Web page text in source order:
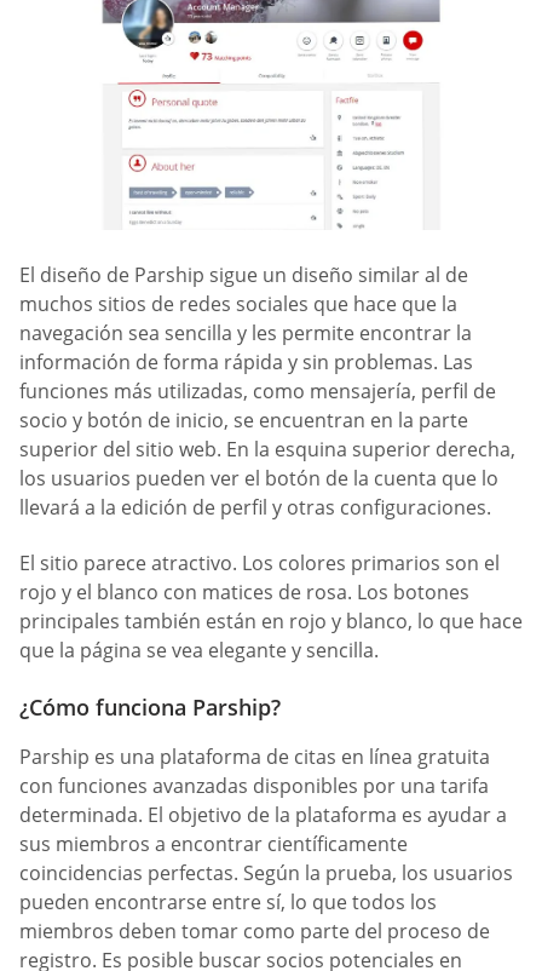
El diseño de Parship sigue un diseño similar al de
muchos sitios de redes sociales que hace que la
navegación sea sencilla y les permite encontrar la
información de forma rápida y sin problemas. Las
funciones más utilizadas, como mensajería, perfil de
socio y botón de inicio, se encuentran en la parte
superior del sitio web. En la esquina superior derecha,
los usuarios pueden ver el botón de la cuenta que lo
llevará a la edición de perfil y otras configuraciones.
El sitio parece atractivo. Los colores primarios son el
rojo y el blanco con matices de rosa. Los botones
principales también están en rojo y blanco, lo que hace
que la página se vea elegante y sencilla.
¿Cómo funciona Parship?
Parship es una plataforma de citas en línea gratuita
con funciones avanzadas disponibles por una tarifa
determinada. El objetivo de la plataforma es ayudar a
sus miembros a encontrar científicamente
coincidencias perfectas. Según la prueba, los usuarios
pueden encontrarse entre sí, lo que todos los
miembros deben tomar como parte del proceso de
registro. Es posible buscar socios potenciales en